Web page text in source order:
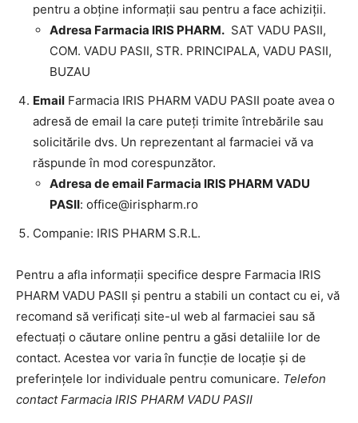
pentru a obține informații sau pentru a face achiziții.
Adresa Farmacia IRIS PHARM. SAT VADU PASII,
COM. VADU PASII, STR. PRINCIPALA, VADU PASII,
BUZAU
Email Farmacia IRIS PHARM VADU PASII poate avea o
adresă de email la care puteți trimite întrebările sau
solicitările dvs. Un reprezentant al farmaciei vă va
răspunde în mod corespunzător.
Adresa de email Farmacia IRIS PHARM VADU
PASII: office@irispharm.ro
Companie: IRIS PHARM S.R.L.
Pentru a afla informații specifice despre Farmacia IRIS
PHARM VADU PASII și pentru a stabili un contact cu ei, vă
recomand să verificați site-ul web al farmaciei sau să
efectuați o căutare online pentru a găsi detaliile lor de
contact. Acestea vor varia în funcție de locație și de
preferințele lor individuale pentru comunicare. Telefon
contact Farmacia IRIS PHARM VADU PASII